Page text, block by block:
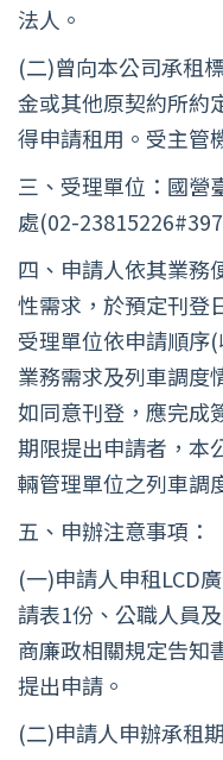
法人。
(二)曾向本公司承租
金或其他原契約所約
得申請租用。受主管
三、受理單位：國營
處(02-
四、申請人依其業務
性需求，於預定刊登
受理單位依申請順序
業務需求及列車調度
如同意刊登，應完成
期限提出申請者，本
輛管理單位之列車調
五、申辦注意事項：
(一)申請人申租LCD
請表1份、公職人員
商廉政相關規定告知
提出申請。
(二)申請人申辦承租